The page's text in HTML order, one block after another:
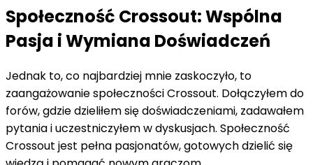
Społeczność Crossout: Wspólna
Pasja i Wymiana Doświadczeń
Jednak to, co najbardziej mnie zaskoczyło, to
zaangażowanie społeczności Crossout. Dołączyłem do
forów, gdzie dzieliłem się doświadczeniami, zadawałem
pytania i uczestniczyłem w dyskusjach. Społeczność
Crossout jest pełna pasjonatów, gotowych dzielić się